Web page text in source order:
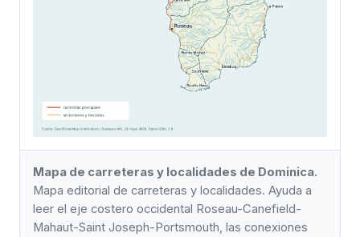
Mapa de carreteras y localidades de Dominica.
Mapa editorial de carreteras y localidades. Ayuda a
leer el eje costero occidental Roseau-Canefield-
Mahaut-Saint Joseph-Portsmouth, las conexiones